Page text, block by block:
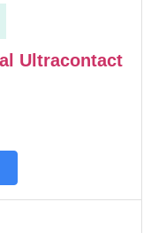
Ultracontact